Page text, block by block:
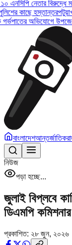
নেতার বিরুদ্ধে মামল।
কাছে হস্তান্তর
অভিযোগে উপজেলা
বাংলাদেশআন্তর্জাতিক
নিউজ
পড়া হচ্ছে...
জুলাই বিপ্লবে
ডিএমপি
প্রকাশিত: ২৮ জুন, ২০২৬